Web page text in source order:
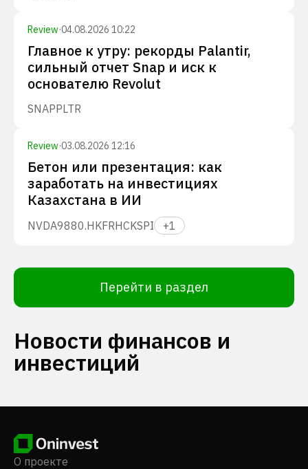
Review·04.08.2026 10:22
Главное к утру: рекорды Palantir,
сильный отчет Snap и иск к
основателю Revolut
SNAPPLTR
Review·03.08.2026 12:16
Бетон или презентация: как
заработать на инвестициях
Казахстана в ИИ
NVDA9880.HKFRHCKSPI +1
Перейти в раздел
Новости финансов и
инвестиций
О проекте